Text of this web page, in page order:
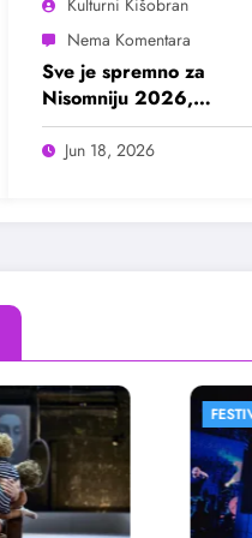
Sve je spremno za
Nisomniju 2026,
pogledajte program
Jun 18, 2026